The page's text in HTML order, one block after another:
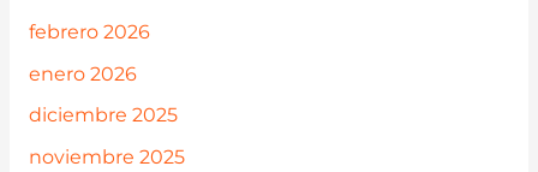
febrero 2026
enero 2026
diciembre 2025
noviembre 2025